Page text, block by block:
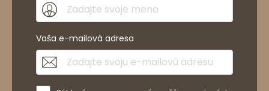
Vaša e-mailová adresa